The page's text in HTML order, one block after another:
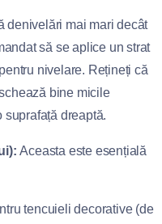
denivelări mai mari decât
să se aplice un strat
nivelare. Rețineți că
bine micile
suprafață dreaptă.
Aceasta este esențială
tencuieli decorative (de